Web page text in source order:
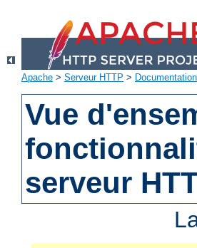
Apache > Serveur HTTP > Documentation
Vue
serveur